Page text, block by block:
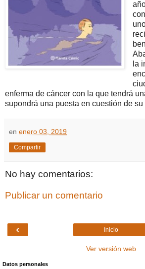
la
enferma de cáncer con la que tendrá
supondrá una puesta en cuestión de su
en enero 03, 2019
Compartir
No hay comentarios:
Publicar un comentario
‹ Inicio
Ver versión web
Datos personales